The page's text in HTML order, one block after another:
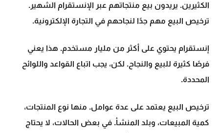
الكثيرين. يريدون بيع منتجاتهم عبر الإنستقرام الشهير.
ترخيص البيع مهم جدًا لنجاحهم في التجارة الإلكترونية.
إنستقرام يحتوي على أكثر من مليار مستخدم. هذا يعني
فرصًا كثيرة للبيع والنجاح. لكن، يجب اتباع القواعد واللوائح
المحددة.
ترخيص البيع يعتمد على عدة عوامل. منها نوع المنتجات،
كمية المبيعات، وبلد المنشأ. في بعض الحالات، لا يحتاج